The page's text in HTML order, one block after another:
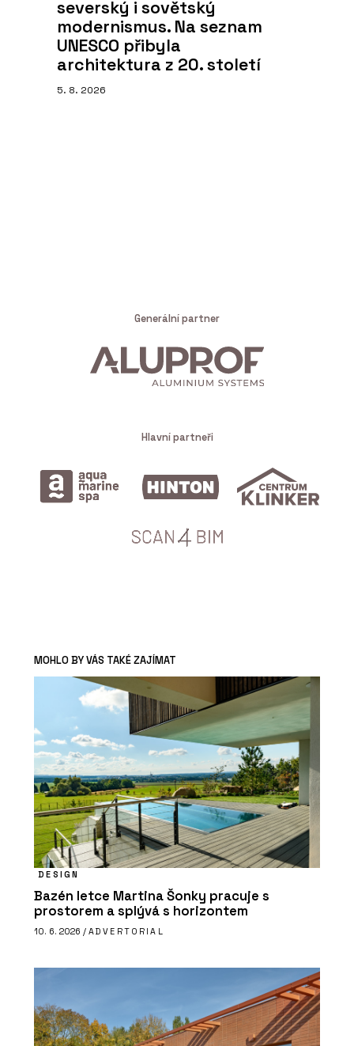
severský i sovětský
modernismus. Na seznam
UNESCO přibyla
architektura z 20. století
5. 8. 2026
Generální partner
Hlavní partneři
MOHLO BY VÁS TAKÉ ZAJÍMAT
DESIGN
Bazén letce Martina Šonky pracuje s
prostorem a splývá s horizontem
10. 6. 2026 / ADVERTORIAL